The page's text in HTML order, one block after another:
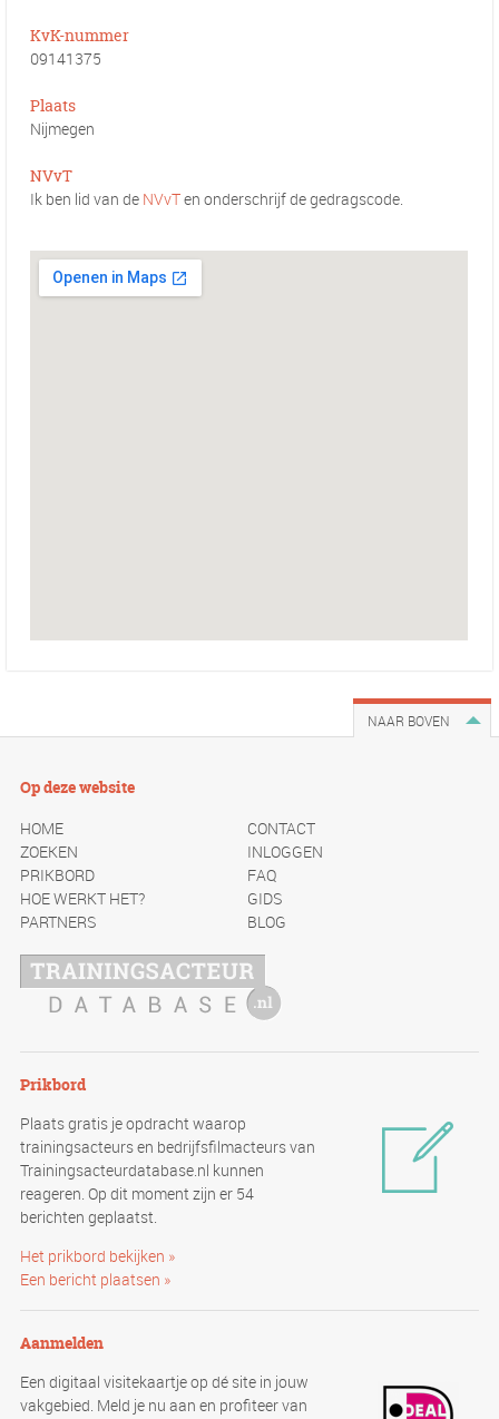
KvK-nummer
09141375
Plaats
Nijmegen
NVvT
Ik ben lid van de NVvTen onderschrijf de gedragscode.
NAAR BOVEN
Op deze website
HOME
CONTACT
ZOEKEN
INLOGGEN
PRIKBORD
FAQ
HOE WERKT HET?
GIDS
PARTNERS
BLOG
Prikbord
Plaats gratis je opdracht waarop
trainingsacteurs en bedrijfsfilmacteurs van
Trainingsacteurdatabase.nl kunnen
reageren. Op dit moment zijn er 54
berichten geplaatst.
Het prikbord bekijken »
Een bericht plaatsen »
Aanmelden
Een digitaal visitekaartje op dé site in jouw
vakgebied. Meld je nu aan en profiteer van